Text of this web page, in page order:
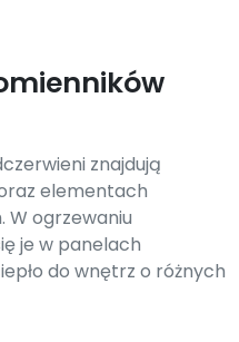
znajdują
elementach
ogrzewaniu
je w panelach
do wnętrz o różnych